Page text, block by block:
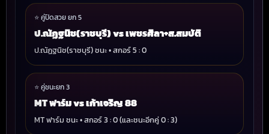
⭐ คู่ปิดสวย ยก 5
ป.ณัฏฐนิช(ราชบุรี) vs เพชรศิลา+ส.สมบัติ
ป.ณัฏฐนิช(ราชบุรี) ชนะ • สกอร์ 5 : 0
⭐ คู่ชนะยก 3
MT ฟาร์ม vs เก้าเจริญ 88
MT ฟาร์ม ชนะ • สกอร์ 3 : 0 (และชนะอีกคู่ 0 : 3)